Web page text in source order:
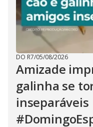
DO R7/05/08/2026
Amizade
galinha se
inseparáveis